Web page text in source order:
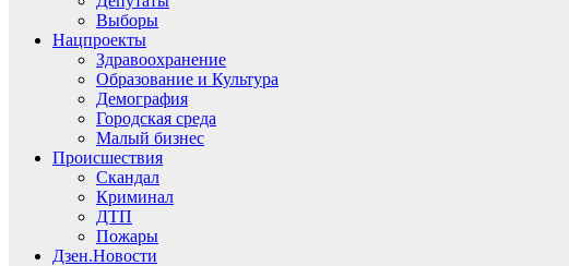
Выборы
Нацпроекты
Здравоохранение
Образование и Культура
Демография
Городская среда
Малый бизнес
Происшествия
Скандал
Криминал
ДТП
Пожары
Дзен.Новости